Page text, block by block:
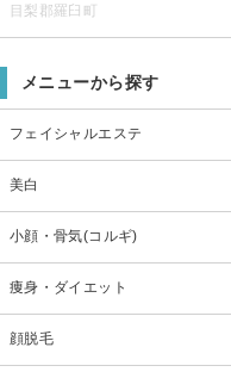
目梨郡羅臼町
メニューから探す
フェイシャルエステ
美白
小顔・骨気(コルギ)
痩身・ダイエット
顔脱毛